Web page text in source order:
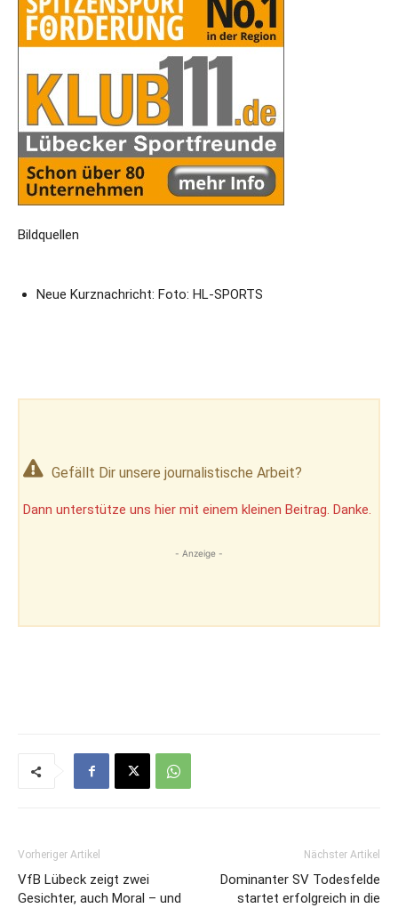
Bildquellen
Neue Kurznachricht: Foto: HL-SPORTS
Gefällt Dir unsere journalistische Arbeit?
Dann unterstütze uns hier mit einem kleinen Beitrag. Danke.
- Anzeige -
Vorheriger Artikel
VfB Lübeck zeigt zwei
Gesichter, auch Moral – und
Nächster Artikel
Dominanter SV Todesfelde
startet erfolgreich in die